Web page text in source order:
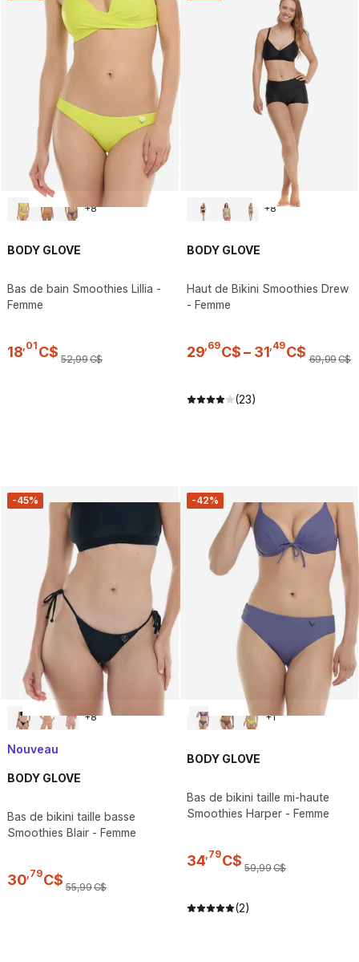
+8
BODY GLOVE
Bas de bain Smoothies Lillia -
Femme
18 01 C$ 52,99C$
+8
BODY GLOVE
Haut de Bikini Smoothies Drew
- Femme
29 69C$ – 31 49C$ 69,99C$
(23)
-45%
+8
Nouveau
BODY GLOVE
Bas de bikini taille basse
Smoothies Blair - Femme
30,79C$ 55,99C$
-42%
+1
BODY GLOVE
Bas de bikini taille mi-haute
Smoothies Harper - Femme
34,79C$ 59,99C$
(2)